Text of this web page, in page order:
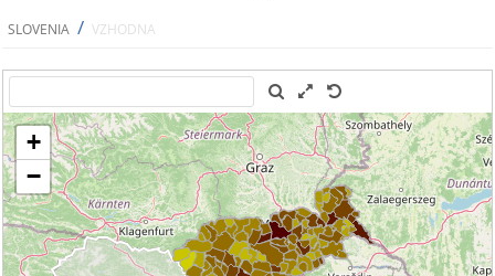
SLOVENIA / VZHODNA